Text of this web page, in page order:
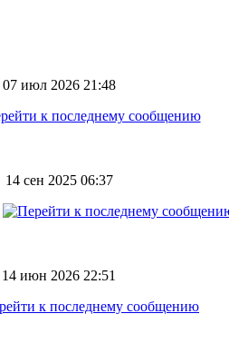
07 июл 2026 21:48
14 сен 2025 06:37
14 июн 2026 22:51